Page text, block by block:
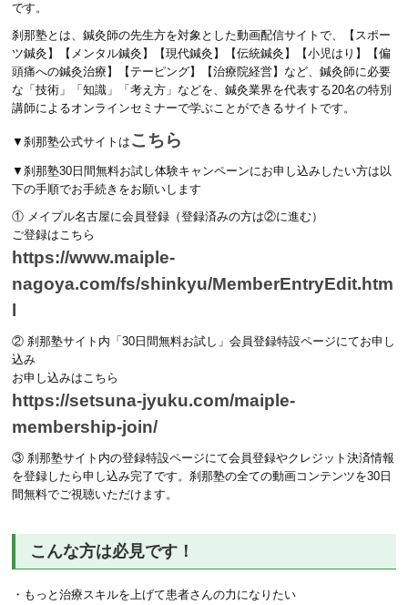
です。
刹那塾とは、鍼灸師の先生方を対象とした動画配信サイトで、【スポー
ツ鍼灸】【メンタル鍼灸】【現代鍼灸】【伝統鍼灸】【小児はり】【偏
頭痛への鍼灸治療】【テーピング】【治療院経営】など、鍼灸師に必要
な「技術」「知識」「考え方」などを、鍼灸業界を代表する20名の特別
講師によるオンラインセミナーで学ぶことができるサイトです。
▼刹那塾公式サイトは こちら
▼刹那塾30日間無料お試し体験キャンペーンにお申し込みしたい方は以
下の手順でお手続きをお願いします
① メイプル名古屋に会員登録（登録済みの方は②に進む）
ご登録はこちら
https://www.maiple-
nagoya.com/fs/shinkyu/MemberEntryEdit.htm
② 刹那塾サイト内「30日間無料お試し」会員登録特設ページにてお申し
込み
お申し込みはこちら
https://setsuna-jyuku.com/maiple-
membership-join/
③ 刹那塾サイト内の登録特設ページにて会員登録やクレジット決済情報
を登録したら申し込み完了です。刹那塾の全ての動画コンテンツを30日
間無料でご視聴いただけます。
こんな方は必見です！
・もっと治療スキルを上げて患者さんの力になりたい